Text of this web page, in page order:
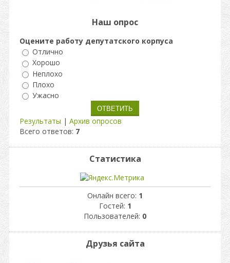
Наш опрос
Оцените работу депутатского корпуса
Отлично
Хорошо
Неплохо
Плохо
Ужасно
Результаты | Архив опросов
Всего ответов: 7
Статистика
Онлайн всего: 1
Гостей: 1
Пользователей: 0
Друзья сайта